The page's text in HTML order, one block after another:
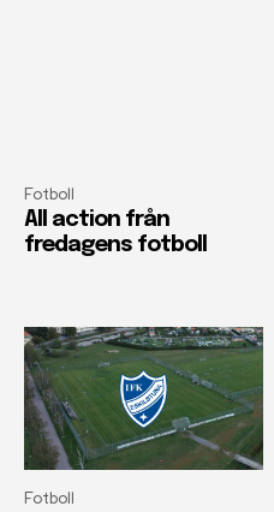
Fotboll
All action från
fredagens fotboll
Fotboll